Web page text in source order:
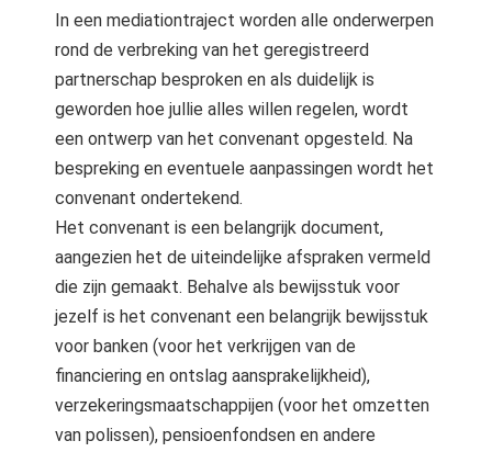
In een mediationtraject worden alle onderwerpen
rond de verbreking van het geregistreerd
partnerschap besproken en als duidelijk is
geworden hoe jullie alles willen regelen, wordt
een ontwerp van het convenant opgesteld. Na
bespreking en eventuele aanpassingen wordt het
convenant ondertekend.
Het convenant is een belangrijk document,
aangezien het de uiteindelijke afspraken vermeld
die zijn gemaakt. Behalve als bewijsstuk voor
jezelf is het convenant een belangrijk bewijsstuk
voor banken (voor het verkrijgen van de
financiering en ontslag aansprakelijkheid),
verzekeringsmaatschappijen (voor het omzetten
van polissen), pensioenfondsen en andere